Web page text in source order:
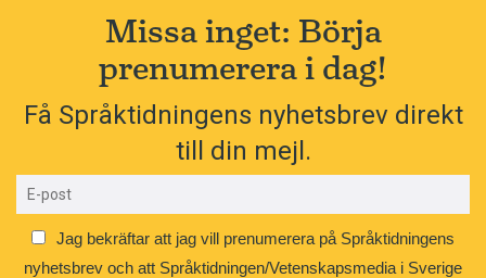
Missa inget: Börja
prenumerera i dag!
Få Språktidningens nyhetsbrev direkt
till din mejl.
Jag bekräftar att jag vill prenumerera på Språktidningens
nyhetsbrev och att Språktidningen/Vetenskapsmedia i Sverige